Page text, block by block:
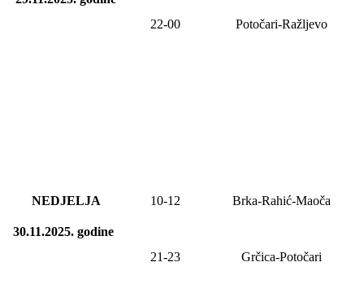
22-00 Potočari-Ražljevo
NEDJELJA
30.11.2025. godine
10-12 Brka-Rahić-Maoča
21-23 Grčica-Potočari